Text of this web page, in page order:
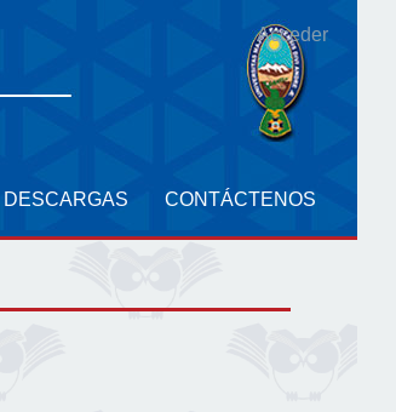
Acceder
DESCARGAS CONTÁCTENOS